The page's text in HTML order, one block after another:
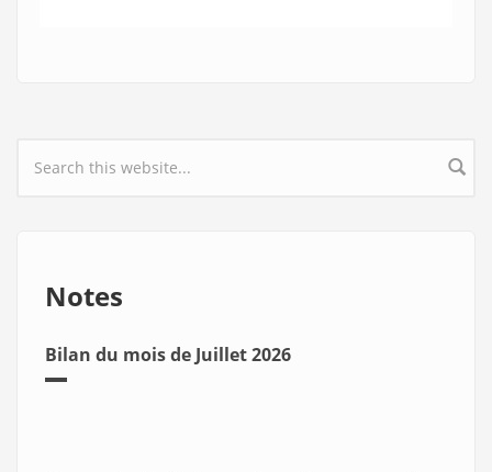
Search form
Notes
Bilan du mois de Juillet 2026